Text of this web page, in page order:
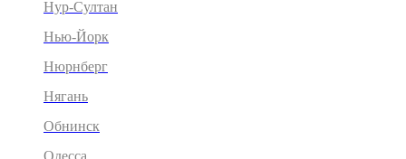
Нур-Султан
Нью-Йорк
Нюрнберг
Нягань
Обнинск